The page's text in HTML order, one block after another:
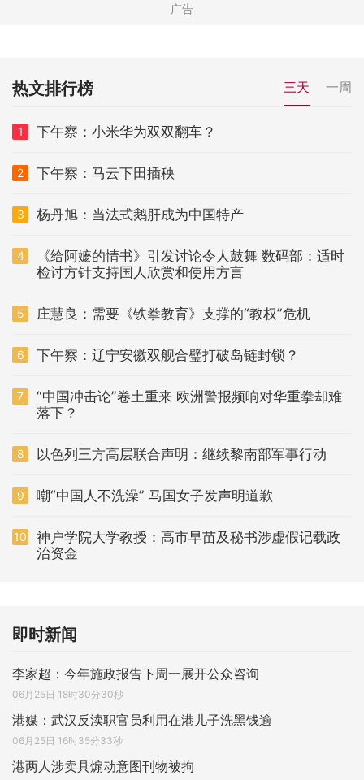
热文排行榜 三天 一周
1 下午察：小米华为双双翻车？
2 下午察：马云下田插秧
3 杨丹旭：当法式鹅肝成为中国特产
4
《给阿嬷的情书》引发讨论令人鼓舞 数码部：适时
检讨方针支持国人欣赏和使用方言
5 庄慧良：需要《铁拳教育》支撑的“教权”危机
6 下午察：辽宁安徽双舰合璧打破岛链封锁？
7
“中国冲击论”卷土重来 欧洲警报频响对华重拳却难
落下？
8 以色列三方高层联合声明：继续黎南部军事行动
9 嘲“中国人不洗澡” 马国女子发声明道歉
10
神户学院大学教授：高市早苗及秘书涉虚假记载政
治资金
即时新闻
李家超：今年施政报告下周一展开公众咨询
06月25日 18时30分30秒
港媒：武汉反渎职官员利用在港儿子洗黑钱逾
06月25日 16时35分33秒
港两人涉卖具煽动意图刊物被拘